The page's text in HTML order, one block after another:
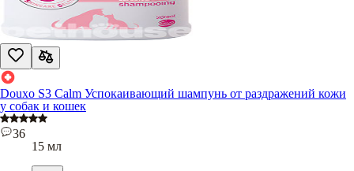
Douxo S3 Calm Успокаивающий шампунь от раздражений кожи
у собак и кошек
36
15 мл